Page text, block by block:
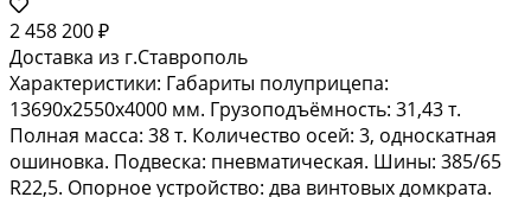
2 458 200 ₽
Доставка из г.Ставрополь
Характеристики: Габариты полуприцепа:
13690х2550х4000 мм. Грузоподъёмность: 31,43 т.
Полная масса: 38 т. Количество осей: 3, односкатная
ошиновка. Подвеска: пневматическая. Шины: 385/65
R22,5. Опорное устройство: два винтовых домкрата.